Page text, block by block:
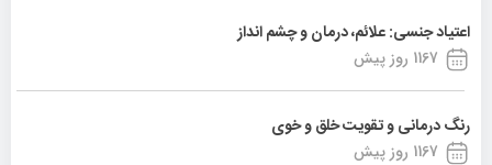
اعتیاد جنسی: علائم، درمان و چشم انداز
1167 روز پیش
رنگ درمانی و تقویت خلق و خوی
1167 روز پیش